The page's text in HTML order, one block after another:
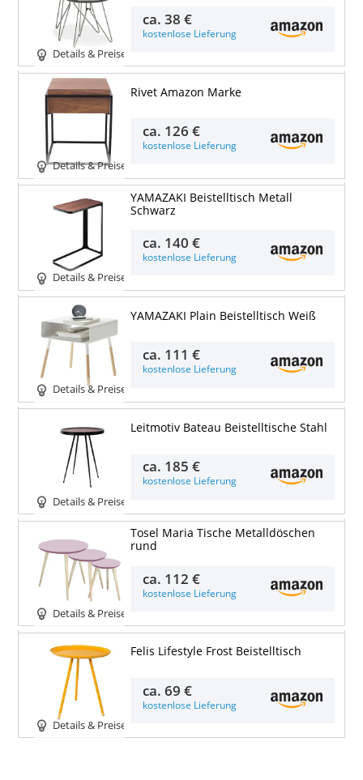
Details & Preise
ca.38 €
kostenlose Lieferung
Details & Preise
Rivet Amazon Marke
ca. 126 €
kostenlose Lieferung
Details & Preise
YAMAZAKI Beistelltisch Metall
Schwarz
ca. 140 €
kostenlose Lieferung
Details & Preise
YAMAZAKI Plain Beistelltisch Weiß
ca. 111 €
kostenlose Lieferung
Details & Preise
Leitmotiv Bateau Beistelltische Stahl
ca. 185 €
kostenlose Lieferung
Details & Preise
Tosel Maria Tische Metalldöschen
rund
ca. 112 €
kostenlose Lieferung
Details & Preise
Felis Lifestyle Frost Beistelltisch
ca.69 €
kostenlose Lieferung